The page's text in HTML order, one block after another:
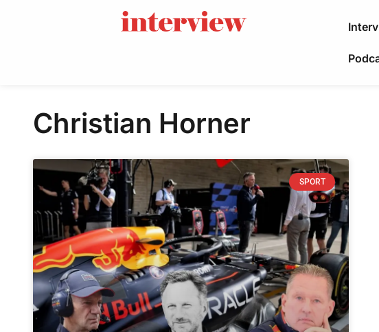
Christian Horner
SPORT